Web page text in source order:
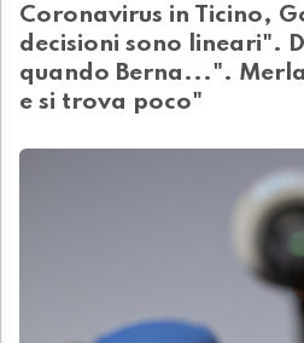
Coronavirus in Ticino,
decisioni sono lineari".
quando Berna...".
e si trova poco"